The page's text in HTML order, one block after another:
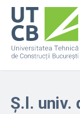
Ș.l. univ.